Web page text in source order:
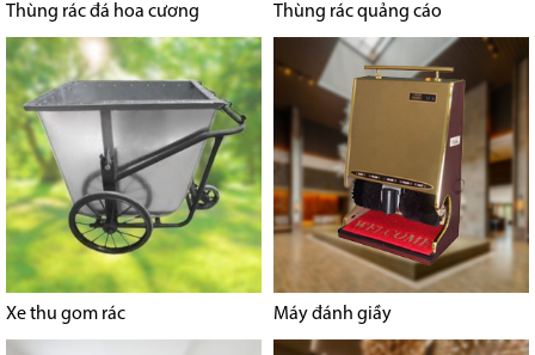
Thùng rác đá hoa cương Thùng rác quảng cáo
Xe thu gom rác Máy đánh giầy